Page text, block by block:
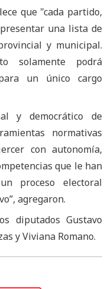
que "cada partido,
una lista de
y municipal.
solamente podrá
un único cargo
y democrático de
normativas
con autonomía,
que le han
proceso electoral
agregaron.
diputados Gustavo
y Viviana Romano.